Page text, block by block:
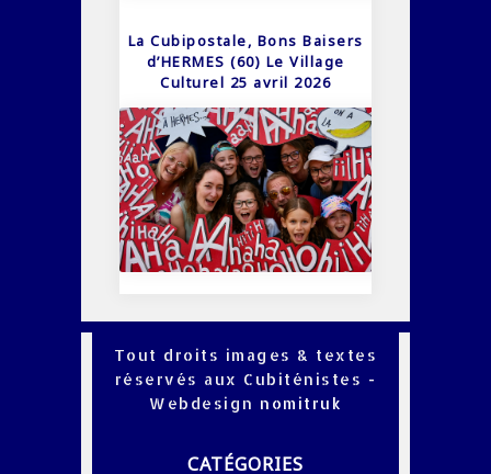
La Cubipostale, Bons Baisers
d’HERMES (60) Le Village
Culturel 25 avril 2026
Tout droits images & textes
réservés aux Cubiténistes -
Webdesign nomitruk
CATÉGORIES